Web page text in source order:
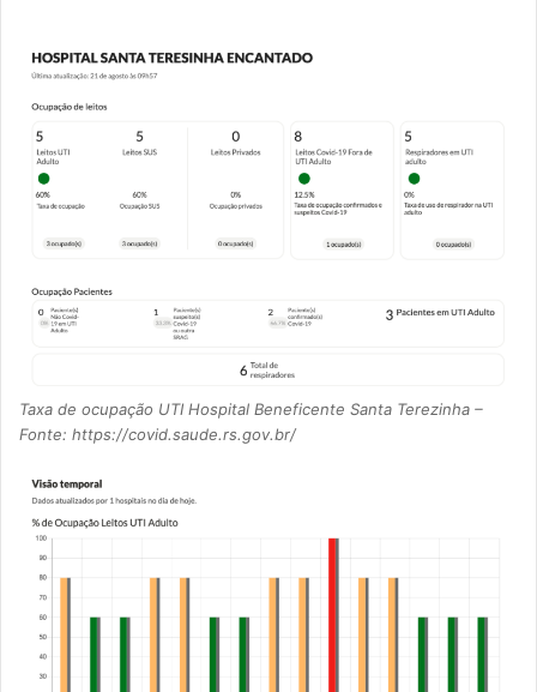
Taxa de ocupação UTI Hospital Beneficente Santa Terezinha –
Fonte: https://covid.saude.rs.gov.br/